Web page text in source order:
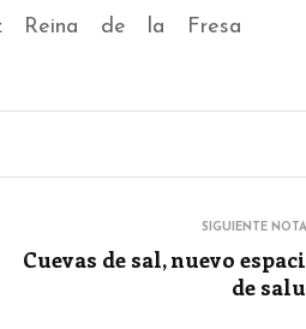
SIGUIENTE NOTA
Cuevas de sal, nuevo
de